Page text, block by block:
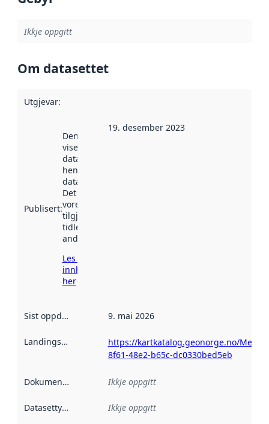
Ikkje oppgitt
Om datasettet
Utgjevar:
Publisert:
Denne datoen
viser når
datasettet vart
henta inn av
data.norge.no.
Det kan ha
vore
tilgjengeleg
tidlegare
andre stader.
Les meir om
innhenting
her
19. desember 2023
Sist oppdatert 9. mai 2026
Landingsside
https://kartkatalog.geonorge.no/
8f61-48e2-b65c-dc0330bed5eb
Dokumentasjon Ikkje oppgitt
Datasettype Ikkje oppgitt